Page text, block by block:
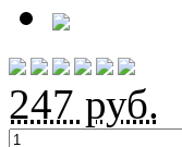
247 руб.